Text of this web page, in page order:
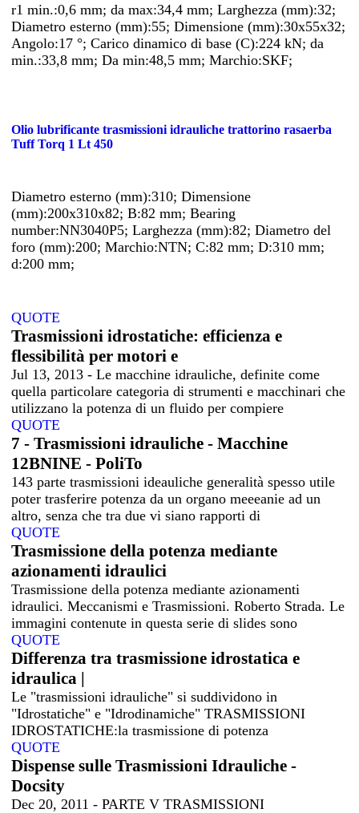
r1 min.:0,6 mm; da max:34,4 mm; Larghezza (mm):32;
Diametro esterno (mm):55; Dimensione (mm):30x55x32;
Angolo:17 °; Carico dinamico di base (C):224 kN; da
min.:33,8 mm; Da min:48,5 mm; Marchio:SKF;
Olio lubrificante trasmissioni idrauliche trattorino rasaerba
Tuff Torq 1 Lt 450
Diametro esterno (mm):310; Dimensione
(mm):200x310x82; B:82 mm; Bearing
number:NN3040P5; Larghezza (mm):82; Diametro del
foro (mm):200; Marchio:NTN; C:82 mm; D:310 mm;
d:200 mm;
QUOTE
Trasmissioni idrostatiche: efficienza e
flessibilità per motori e
Jul 13, 2013 - Le macchine idrauliche, definite come
quella particolare categoria di strumenti e macchinari che
utilizzano la potenza di un fluido per compiere
QUOTE
7 - Trasmissioni idrauliche - Macchine
12BNINE - PoliTo
143 parte trasmissioni ideauliche generalità spesso utile
poter trasferire potenza da un organo meeeanie ad un
altro, senza che tra due vi siano rapporti di
QUOTE
Trasmissione della potenza mediante
azionamenti idraulici
Trasmissione della potenza mediante azionamenti
idraulici. Meccanismi e Trasmissioni. Roberto Strada. Le
immagini contenute in questa serie di slides sono
QUOTE
Differenza tra trasmissione idrostatica e
idraulica |
Le "trasmissioni idrauliche" si suddividono in
"Idrostatiche" e "Idrodinamiche" TRASMISSIONI
IDROSTATICHE:la trasmissione di potenza
QUOTE
Dispense sulle Trasmissioni Idrauliche -
Docsity
Dec 20, 2011 - PARTE V TRASMISSIONI